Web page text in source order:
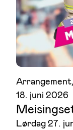
Arrangement,
18. juni 2026
Lørdag 27.